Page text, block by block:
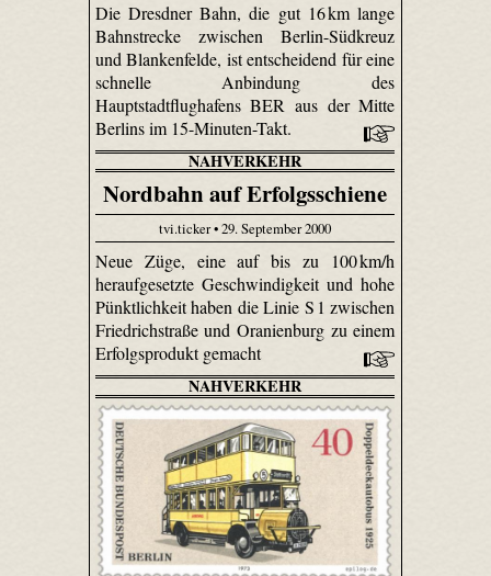
Die Dresdner Bahn, die gut 16 km lange
Bahnstrecke zwischen Berlin-Südkreuz
und Blankenfelde, ist entscheidend für eine
schnelle Anbindung des
Hauptstadtflughafens BER aus der Mitte
Berlins im 15-Minuten-Takt.
NAHVERKEHR
Nordbahn auf Erfolgsschiene
tvi.ticker • 29. September 2000
Neue Züge, eine auf bis zu 100 km/h
heraufgesetzte Geschwindigkeit und hohe
Pünktlichkeit haben die Linie S 1 zwischen
Friedrichstraße und Oranienburg zu einem
Erfolgsprodukt gemacht
NAHVERKEHR